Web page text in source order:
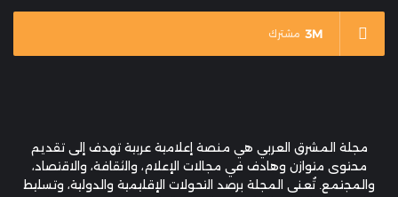
3M مشترك
مجلة المشرق العربي هي منصة إعلامية عربية تهدف إلى تقديم
محتوى متوازن وهادف في مجالات الإعلام، والثقافة، والاقتصاد،
والمجتمع. تُعنى المجلة برصد التحولات الإقليمية والدولية، وتسليط